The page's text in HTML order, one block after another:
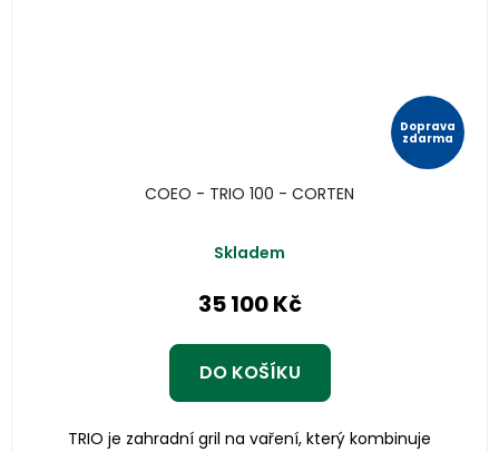
Doprava
zdarma
COEO - TRIO 100 - CORTEN
Skladem
35 100 Kč
DO KOŠÍKU
TRIO je zahradní gril na vaření, který kombinuje